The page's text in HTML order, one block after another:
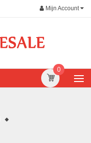
Mijn Account
0